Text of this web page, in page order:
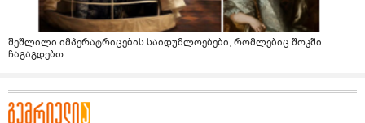
შეშლილი იმპერატრიცების საიდუმლოებები, რომლებიც შოკში
ჩაგაგდებთ